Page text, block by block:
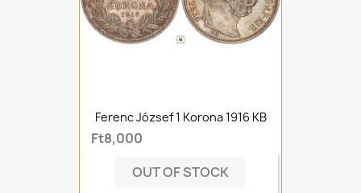
Ferenc József 1 Korona 1916 KB
Ft8,000
OUT OF STOCK